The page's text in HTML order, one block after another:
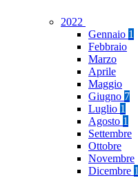
2022
Gennaio 1
Febbraio
Marzo
Aprile
Maggio
Giugno 7
Luglio 1
Agosto 1
Settembre
Ottobre
Novembre
Dicembre 1